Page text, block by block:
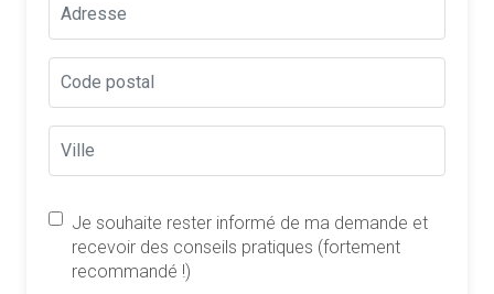
Je souhaite rester informé de ma demande et
recevoir des conseils pratiques (fortement
recommandé !)